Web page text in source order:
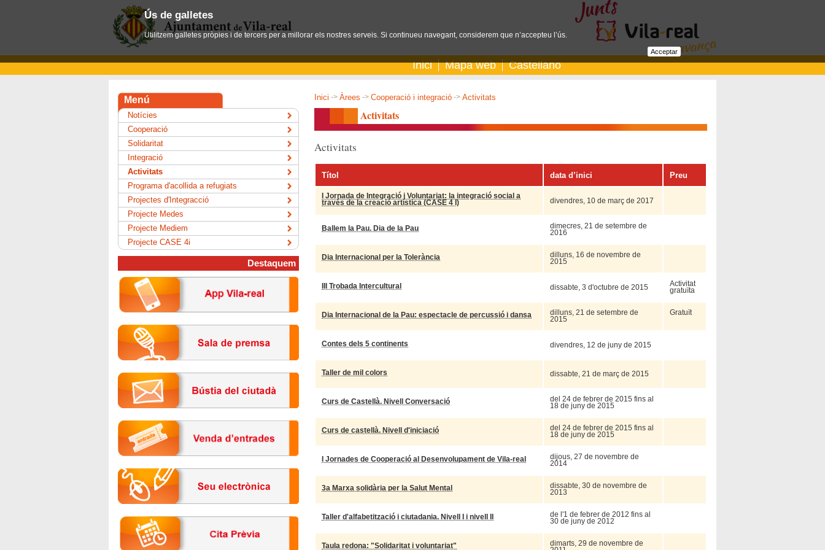
Inici Mapa web Castellano
Inici -> Àrees -> Cooperació i integració -> Activitats
Activitats
Activitats
Títol data d’inici Preu
I Jornada de Integració i Voluntariat: la integració social a
través de la creació artística (CASE 4 I) divendres, 10 de març de 2017
Ballem la Pau. Dia de la Pau dimecres, 21 de setembre de
2016
Dia Internacional per la Tolerància dilluns, 16 de novembre de
2015
III Trobada Intercultural dissabte, 3 d'octubre de 2015 Activitat
gratuïta
Dia Internacional de la Pau: espectacle de percussió i dansa dilluns, 21 de setembre de
2015
Gratuït
Contes dels 5 continents divendres, 12 de juny de 2015
Taller de mil colors dissabte, 21 de març de 2015
Curs de Castellà. Nivell Conversació del 24 de febrer de 2015 fins al
18 de juny de 2015
Curs de castellà. Nivell d'iniciació del 24 de febrer de 2015 fins al
18 de juny de 2015
I Jornades de Cooperació al Desenvolupament de Vila-real dijous, 27 de novembre de
2014
3a Marxa solidària per la Salut Mental dissabte, 30 de novembre de
2013
Taller d'alfabetització i ciutadania. Nivell I i nivell II de l'1 de febrer de 2012 fins al
30 de juny de 2012
Taula redona: "Solidaritat i voluntariat" dimarts, 29 de novembre de
Menú
Notícies
Cooperació
Solidaritat
Integració
Activitats
Programa d'acollida a refugiats
Projectes d'Integracció
Projecte Medes
Projecte Mediem
Projecte CASE 4i
Destaquem
Ús de galletes
Utilitzem galletes pròpies i de tercers per a millorar els nostres serveis. Si continueu navegant, considerem que n’accepteu l’ús.
Acceptar